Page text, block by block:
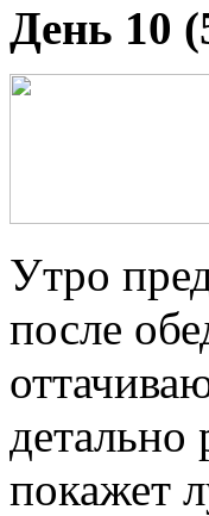
День 10
Утро
после
детально
покажет